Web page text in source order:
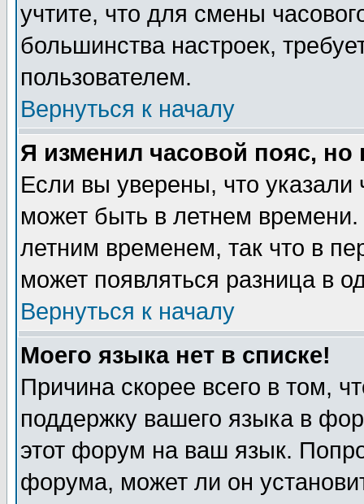
учтите, что для смены
большинства настроек,
пользователем.
Вернуться к началу
Я изменил часовой пояс,
Если вы уверены, что указали
может быть в летнем
летним временем, так что в
может появляться разница в
Вернуться к началу
Моего языка нет в списке!
Причина скорее всего в том,
поддержку вашего языка в
этот форум на ваш язык.
форума, может ли он